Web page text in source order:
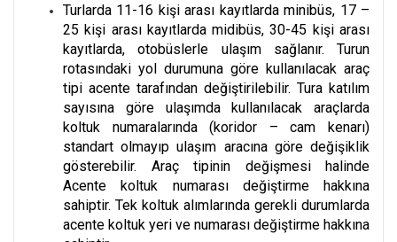
Turlarda 11-16 kişi arası kayıtlarda minibüs, 17 –
25 kişi arası kayıtlarda midibüs, 30-45 kişi arası
kayıtlarda, otobüslerle ulaşım sağlanır. Turun
rotasındaki yol durumuna göre kullanılacak araç
tipi acente tarafından değiştirilebilir. Tura katılım
sayısına göre ulaşımda kullanılacak araçlarda
koltuk numaralarında (koridor – cam kenarı)
standart olmayıp ulaşım aracına göre değişiklik
gösterebilir. Araç tipinin değişmesi halinde
Acente koltuk numarası değiştirme hakkına
sahiptir. Tek koltuk alımlarında gerekli durumlarda
acente koltuk yeri ve numarası değiştirme hakkına